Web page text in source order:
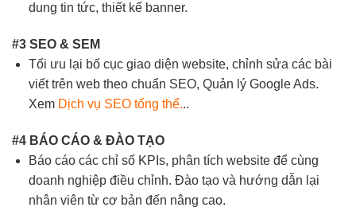
dung tin tức, thiết kế banner.
#3 SEO & SEM
Tối ưu lại bố cục giao diện website, chỉnh sửa các bài
viết trên web theo chuẩn SEO, Quản lý Google Ads.
Xem Dịch vụ SEO tổng thể...
#4 BÁO CÁO & ĐÀO TẠO
Báo cáo các chỉ số KPIs, phân tích website để cùng
doanh nghiệp điều chỉnh. Đào tạo và hướng dẫn lại
nhân viên từ cơ bản đến nâng cao.